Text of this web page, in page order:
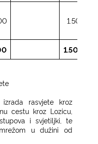
rasvjete kroz
cestu kroz Lozicu,
i svjetiljki, te
u dužini od